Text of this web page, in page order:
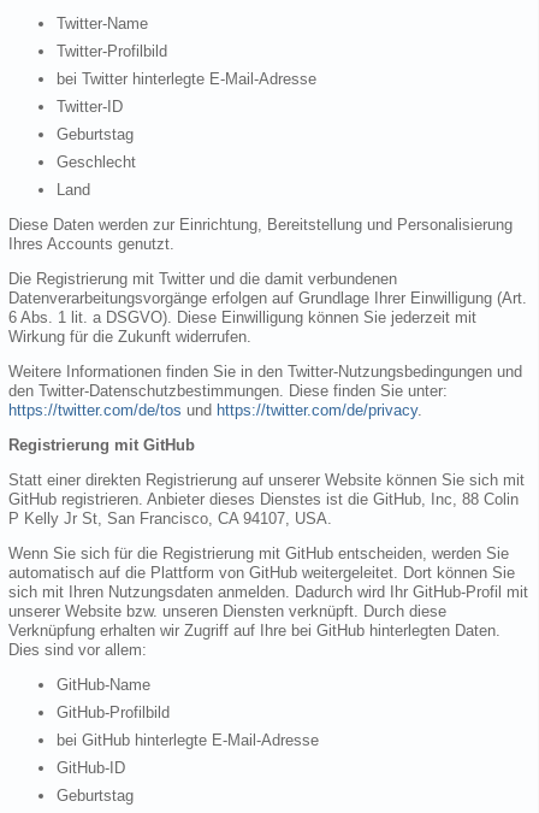
Twitter-Name
Twitter-Profilbild
bei Twitter hinterlegte E-Mail-Adresse
Twitter-ID
Geburtstag
Geschlecht
Land
Diese Daten werden zur Einrichtung, Bereitstellung und Personalisierung
Ihres Accounts genutzt.
Die Registrierung mit Twitter und die damit verbundenen
Datenverarbeitungsvorgänge erfolgen auf Grundlage Ihrer Einwilligung (Art.
6 Abs. 1 lit. a DSGVO). Diese Einwilligung können Sie jederzeit mit
Wirkung für die Zukunft widerrufen.
Weitere Informationen finden Sie in den Twitter-Nutzungsbedingungen und
den Twitter-Datenschutzbestimmungen. Diese finden Sie unter:
https://twitter.com/de/tos und https://twitter.com/de/privacy.
Registrierung mit GitHub
Statt einer direkten Registrierung auf unserer Website können Sie sich mit
GitHub registrieren. Anbieter dieses Dienstes ist die GitHub, Inc, 88 Colin
P Kelly Jr St, San Francisco, CA 94107, USA.
Wenn Sie sich für die Registrierung mit GitHub entscheiden, werden Sie
automatisch auf die Plattform von GitHub weitergeleitet. Dort können Sie
sich mit Ihren Nutzungsdaten anmelden. Dadurch wird Ihr GitHub-Profil mit
unserer Website bzw. unseren Diensten verknüpft. Durch diese
Verknüpfung erhalten wir Zugriff auf Ihre bei GitHub hinterlegten Daten.
Dies sind vor allem:
GitHub-Name
GitHub-Profilbild
bei GitHub hinterlegte E-Mail-Adresse
GitHub-ID
Geburtstag